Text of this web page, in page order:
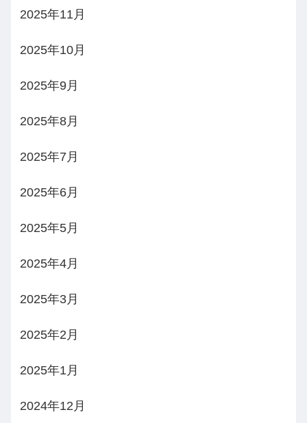
2025年11月
2025年10月
2025年9月
2025年8月
2025年7月
2025年6月
2025年5月
2025年4月
2025年3月
2025年2月
2025年1月
2024年12月